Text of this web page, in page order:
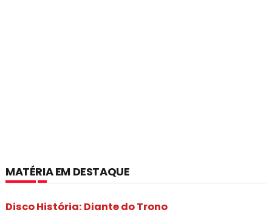
MATÉRIA EM DESTAQUE
Disco História: Diante do Trono